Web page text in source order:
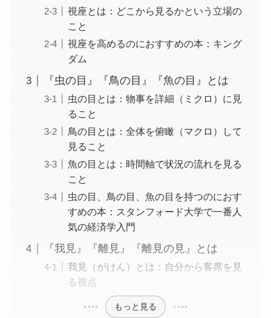
視座とは：どこから見るかという立場の
こと
視座を高めるのにおすすめの本：キング
ダム
『虫の目』『鳥の目』『魚の目』とは
虫の目とは：物事を詳細（ミクロ）に見
ること
鳥の目とは：全体を俯瞰（マクロ）して
見ること
魚の目とは：時間軸で状況の流れを見る
こと
虫の目、鳥の目、魚の目を持つのにおす
すめの本：スタンフォード大学で一番人
気の経済学入門
『我見』『離見』『離見の見』とは
我見（がけん）とは：自分から客席を見
る視点
もっと見る